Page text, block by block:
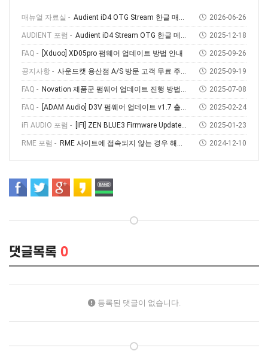
매뉴얼 자료실 - Audient iD4 OTG Stream 한글 매뉴얼 2026-06-26
AUDIENT 포럼 - Audient iD4 Stream OTG 한글 메뉴얼 다운로드 및 사용 방법 2025-12-18
FAQ - [Xduoo] XD05pro 펌웨어 업데이트 방법 안내 2025-09-26
공지사항 - 사운드캣 용산점 A/S 방문 고객 무료 주차 안내 2025-09-19
FAQ - Novation 제품군 펌웨어 업데이트 진행 방법 (Feat, Novation Components) 2025-07-08
FAQ - [ADAM Audio] D3V 펌웨어 업데이트 v1.7 출시! 소개부터 설치 방법까지 2025-02-24
iFi AUDIO 포럼 - [IFI] ZEN BLUE3 Firmware Update V1.69 2025-01-23
RME 포럼 - RME 사이트에 접속되지 않는 경우 해결방법 2024-12-10
댓글목록 0
등록된 댓글이 없습니다.